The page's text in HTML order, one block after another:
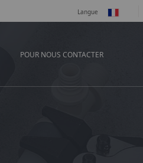
Langue
POUR NOUS CONTACTER